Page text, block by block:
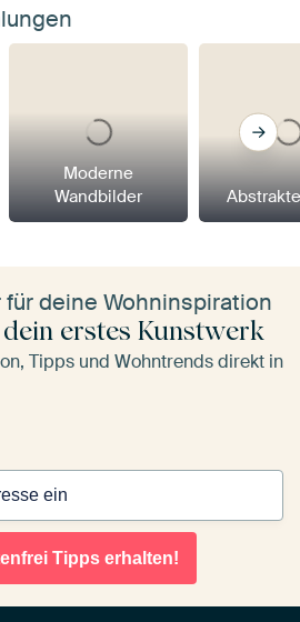
Moderne
Wandbilder
deine Wohninspiration
dein erstes Kunstwerk
Tipps und Wohntrends direkt in
Tipps erhalten!